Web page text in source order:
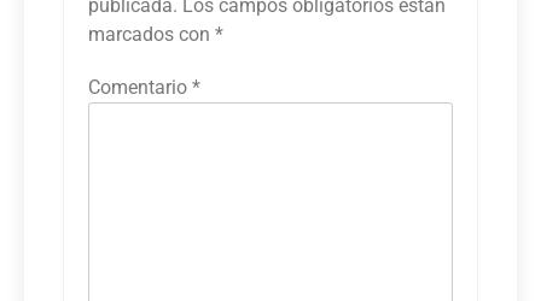
publicada. Los campos obligatorios están
marcados con *
Comentario *